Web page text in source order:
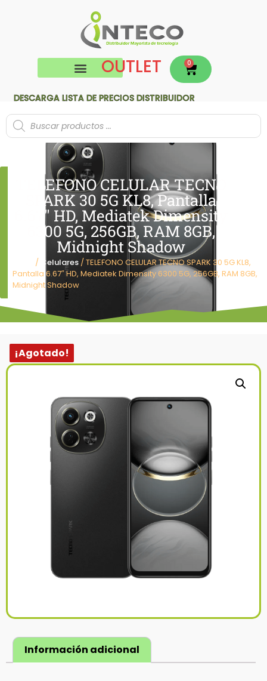
OUTLET 0
DESCARGA LISTA DE PRECIOS DISTRIBUIDOR
TELEFONO CELULAR TECNO
SPARK 30 5G KL8, Pantalla
6.67″ HD, Mediatek Dimensity
6300 5G, 256GB, RAM 8GB,
Midnight Shadow
/ Celulares / TELEFONO CELULAR TECNO SPARK 30 5G KL8,
Pantalla 6.67″ HD, Mediatek Dimensity 6300 5G, 256GB, RAM 8GB,
Midnight Shadow
¡Agotado!
Información adicional